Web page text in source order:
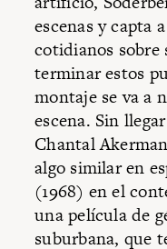
escenas y capta
cotidianos sobre
terminar estos
montaje se va a
escena. Sin
Chantal
algo similar en
(1968) en el
una película de
suburbana, que